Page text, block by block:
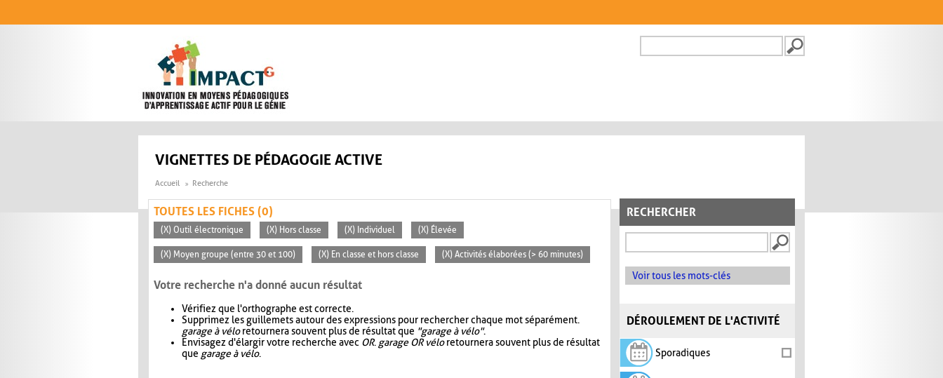
FORMULAIRE DE
VIGNETTES DE PÉDAGOGIE ACTIVE
Accueil Recherche
RECHERCHER
Voir tous les mots-clés
DÉROULEMENT DE L'ACTIVITÉ
Sporadiques
TOUTES LES FICHES (0)
(X) Outil électronique (X) Hors classe (X) Individuel (X) Élevée
(X) Moyen groupe (entre 30 et 100) (X) En classe et hors classe (X) Activités élaborées (> 60 minutes)
Votre recherche n'a donné aucun résultat
Vérifiez que l'orthographe est correcte.
Supprimez les guillemets autour des expressions pour rechercher chaque mot séparément.
garage à véloretournera souvent plus de résultat que "garage à vélo".
Envisagez d'élargir votre recherche avec OR. garage OR véloretournera souvent plus de résultat
que garage à vélo.